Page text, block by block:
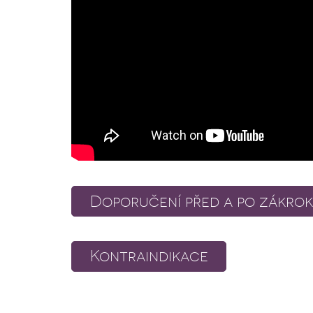
Doporučení před a po
Kontraindikace